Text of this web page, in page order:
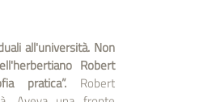
all'università. Non
Robert
pratica”. Robert